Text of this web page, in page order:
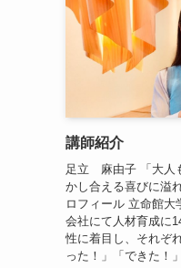
講師紹介
足立 麻由子 「大人
かし合える喜びに溢
ロフィール 立命館大
会社にて人材育成に
性に着目し、それぞ
った！」「できた！